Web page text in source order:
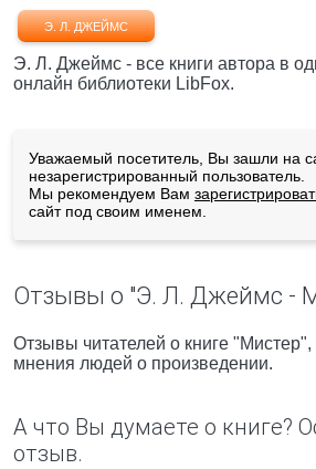
Э. Л. ДЖЕЙМС
Э. Л. Джеймс - все книги автора в
онлайн библиотеки LibFox.
Уважаемый посетитель, Вы зашли на
незарегистрированный пользователь.
Мы рекомендуем Вам
сайт под своим именем.
Отзывы о "Э. Л. Джеймс -
Отзывы читателей о книге
мнения людей о произведении.
А что Вы думаете о книге?
отзыв.